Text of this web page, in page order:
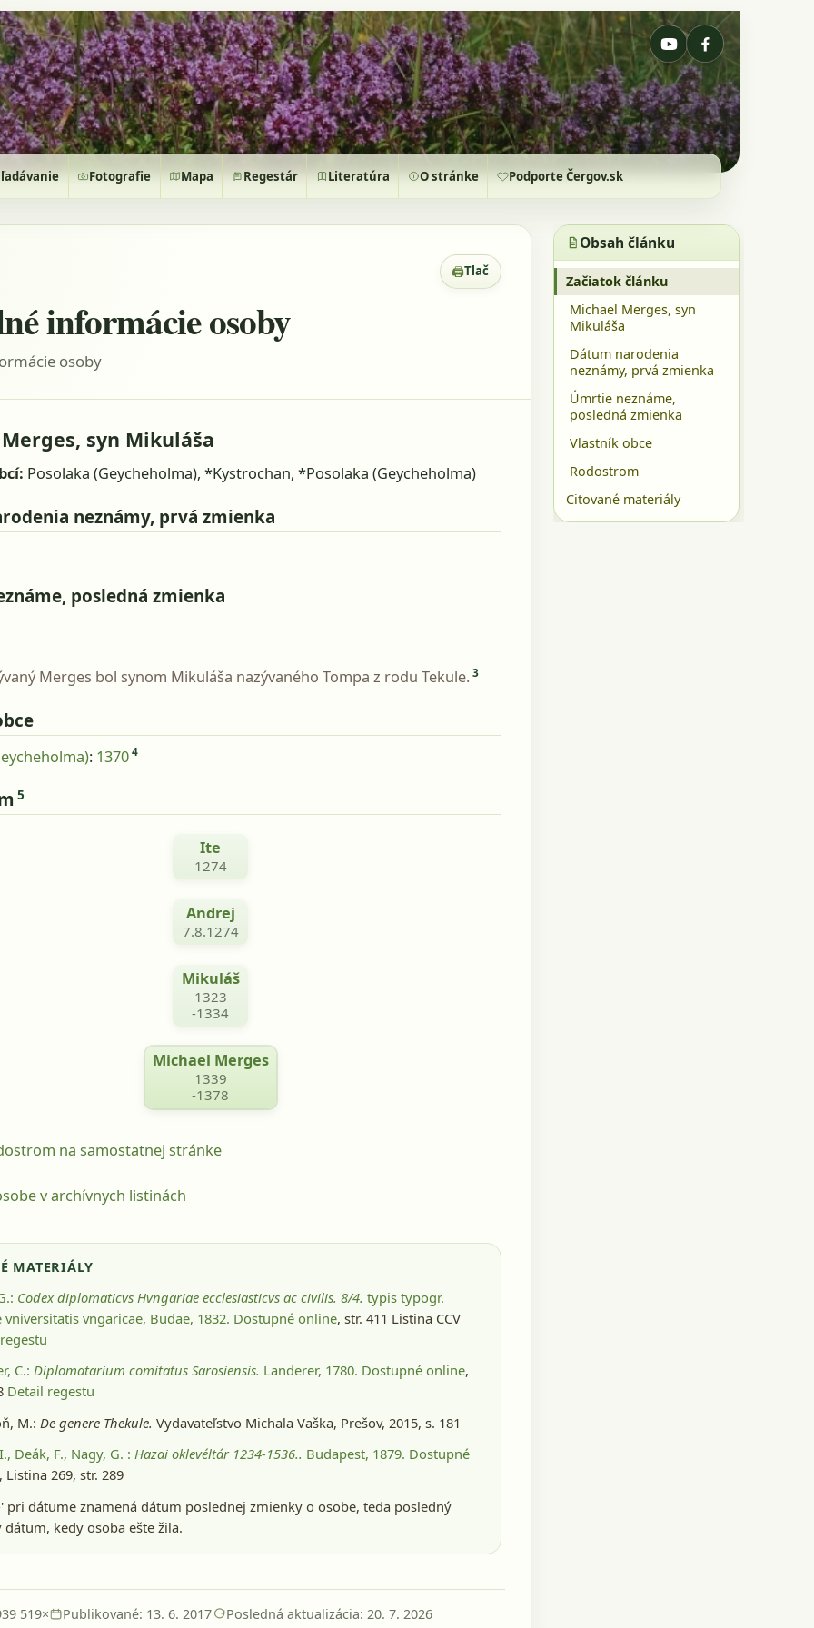
Fotografie Mapa Regestár Literatúra O stránke Podporte Čergov.sk
🖨Tlač
Zobrazenie pre tlač
informácie osoby
osoby
syn Mikuláša
Posolaka (Geycheholma), *Kystrochan, *Posolaka (Geycheholma)
neznámy, prvá zmienka
posledná zmienka
Merges bol synom Mikuláša nazývaného Tompa z rodu Tekule. 3
: 13704
5
Ite
1274
Andrej
7.8.1274
Mikuláš
1323
-1334
Michael Merges
1339
-1378
na samostatnej stránke
v archívnych listinách
MATERIÁLY
Codex diplomaticvs Hvngariae ecclesiasticvs ac civilis. 8/4. typis typogr.
vniversitatis vngaricae, Budae, 1832. Dostupné online, str. 411 Listina CCV
C.: Diplomatarium comitatus Sarosiensis. Landerer, 1780. Dostupné online,
Detail regestu
M.: De genere Thekule. Vydavateľstvo Michala Vaška, Prešov, 2015, s. 181
Deák, F., Nagy, G. : Hazai oklevéltár 1234-1536.. Budapest, 1879. Dostupné
, Listina 269, str. 289
pri dátume znamená dátum poslednej zmienky o osobe, teda posledný
dátum, kedy osoba ešte žila.
519× Publikované: 13. 6. 2017 Posledná aktualizácia: 20. 7. 2026
Obsah článku
Začiatok článku
Michael Merges, syn
Mikuláša
Dátum narodenia
neznámy, prvá zmienka
Úmrtie neznáme,
posledná zmienka
Vlastník obce
Rodostrom
Citované materiály